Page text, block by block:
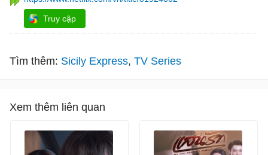
Truy cập
Tìm thêm: Sicily Express TV Series
Xem thêm liên quan